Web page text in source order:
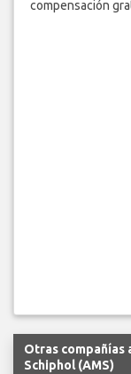
compensación
Otras compañías
Schiphol (AMS)